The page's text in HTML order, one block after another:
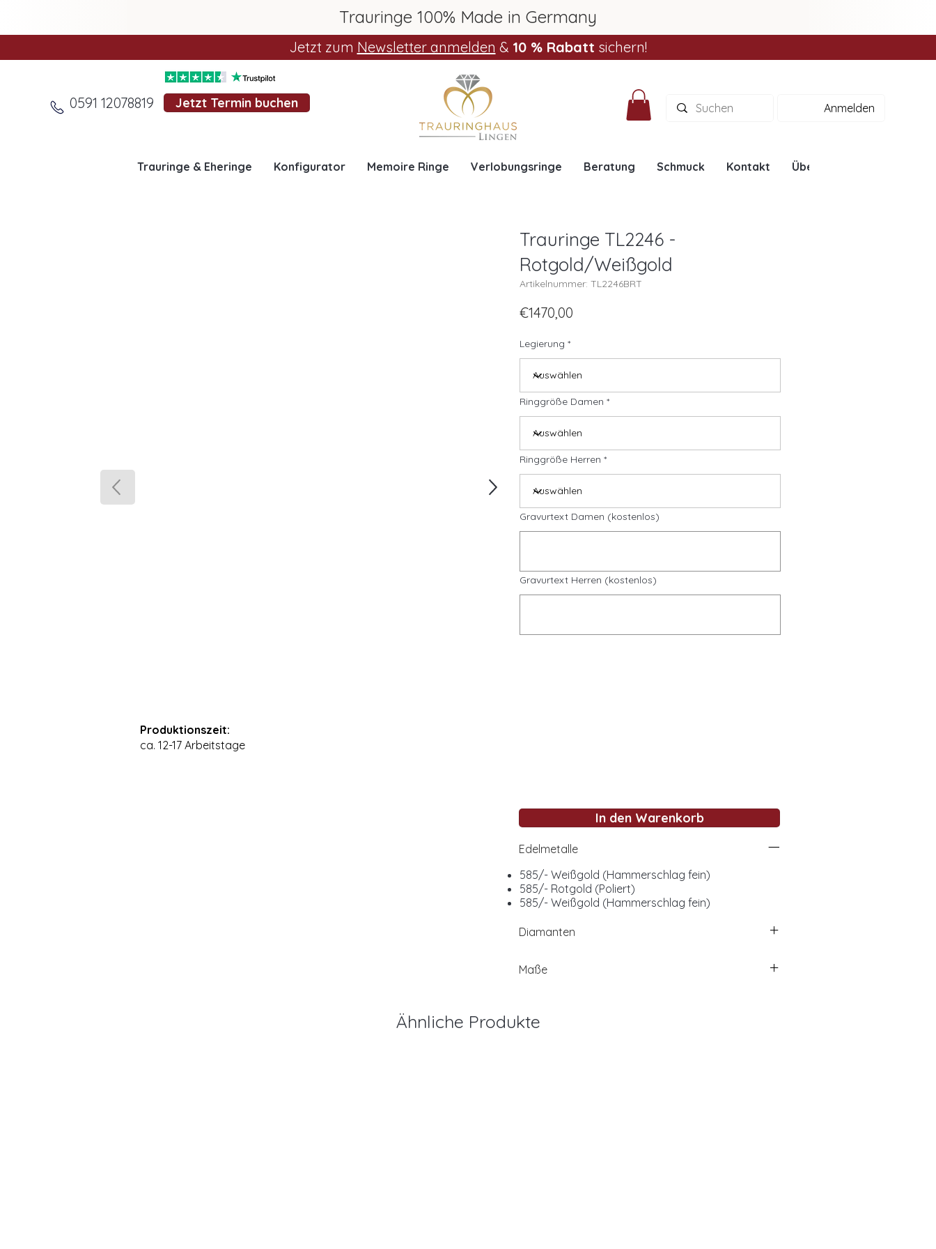
Trauringe 100% Made in Germany
Jetzt zum Newsletter anmelden & 10 % Rabatt sichern!
0591 12078819 Jetzt Termin buchen Anmelden
Trauringe & Eheringe Konfigurator Memoire Ringe Verlobungsringe Beratung Schmuck Kontakt Über uns
Produktionszeit:
ca. 12-17 Arbeitstage
Trauringe TL2246 -
Rotgold/Weißgold
Artikelnummer: TL2246BRT
€1470,00
Legierung
Ringgröße Damen
Ringgröße Herren
Gravurtext Damen (kostenlos)
Gravurtext Herren (kostenlos)
In den Warenkorb
Edelmetalle
585/- Weißgold (Hammerschlag fein)
585/- Rotgold (Poliert)
585/- Weißgold (Hammerschlag fein)
Diamanten
Maße
Ähnliche Produkte